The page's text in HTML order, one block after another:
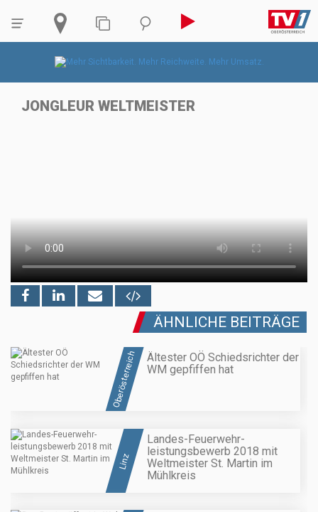
JONGLEUR WELTMEISTER
ÄHNLICHE BEITRÄGE
Oberösterreich
Ältester OÖ Schiedsrichter der
WM gepfiffen hat
Linz
Landes-Feuerwehr-
leistungsbewerb 2018 mit
Weltmeister St. Martin im
Mühlkreis